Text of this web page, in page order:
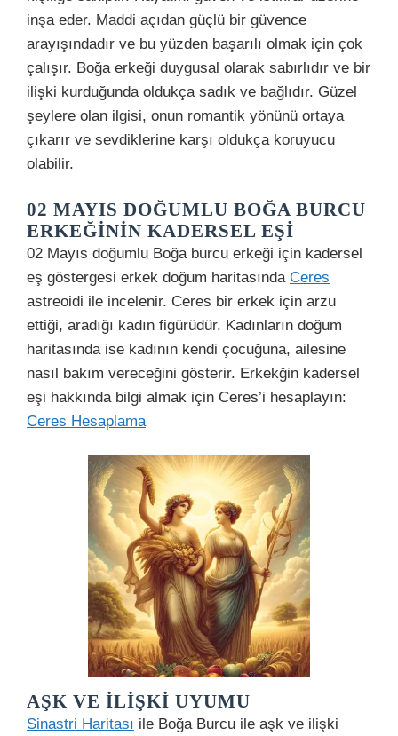
inşa eder. Maddi açıdan güçlü bir güvence
arayışındadır ve bu yüzden başarılı olmak için çok
çalışır. Boğa erkeği duygusal olarak sabırlıdır ve bir
ilişki kurduğunda oldukça sadık ve bağlıdır. Güzel
şeylere olan ilgisi, onun romantik yönünü ortaya
çıkarır ve sevdiklerine karşı oldukça koruyucu
olabilir.
02 MAYIS DOĞUMLU BOĞA BURCU
ERKEĞININ KADERSEL EŞI
02 Mayıs doğumlu Boğa burcu erkeği için kadersel
eş göstergesi erkek doğum haritasında Ceres
astreoidi ile incelenir. Ceres bir erkek için arzu
ettiği, aradığı kadın figürüdür. Kadınların doğum
haritasında ise kadının kendi çocuğuna, ailesine
nasıl bakım vereceğini gösterir. Erkekğin kadersel
eşi hakkında bilgi almak için Ceres’i hesaplayın:
Ceres Hesaplama
AŞK VE İLIŞKI UYUMU
Sinastri Haritası ile Boğa Burcu ile aşk ve ilişki